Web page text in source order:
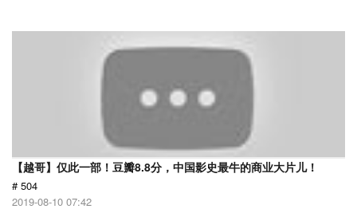
【越哥】仅此一部！豆瓣8.8分，中国影史最牛的商业大片儿！
# 504
2019-08-10 07:42